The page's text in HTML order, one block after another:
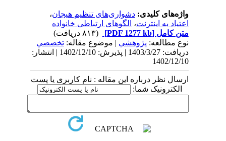
واژه‌های کلیدی:دشواری‌های تنظیم هیجان،
اعتیاد به اینترنت،الگوهای ارتباطی خانواده
متن کامل[PDF 1277 kb]
نوع مطالعه:پژوهشي| موضوع مقاله:تخصصي
دریافت: 1403/3/27 | پذیرش: 1402/12/10 | انتشار:
1402/12/10
ارسال نظر درباره این مقاله : نام کاربری یا پست
الکترونیک شما: